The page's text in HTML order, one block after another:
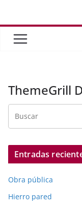
contenido
ThemeGrill
Entradas
Obra pública
Hierro pared